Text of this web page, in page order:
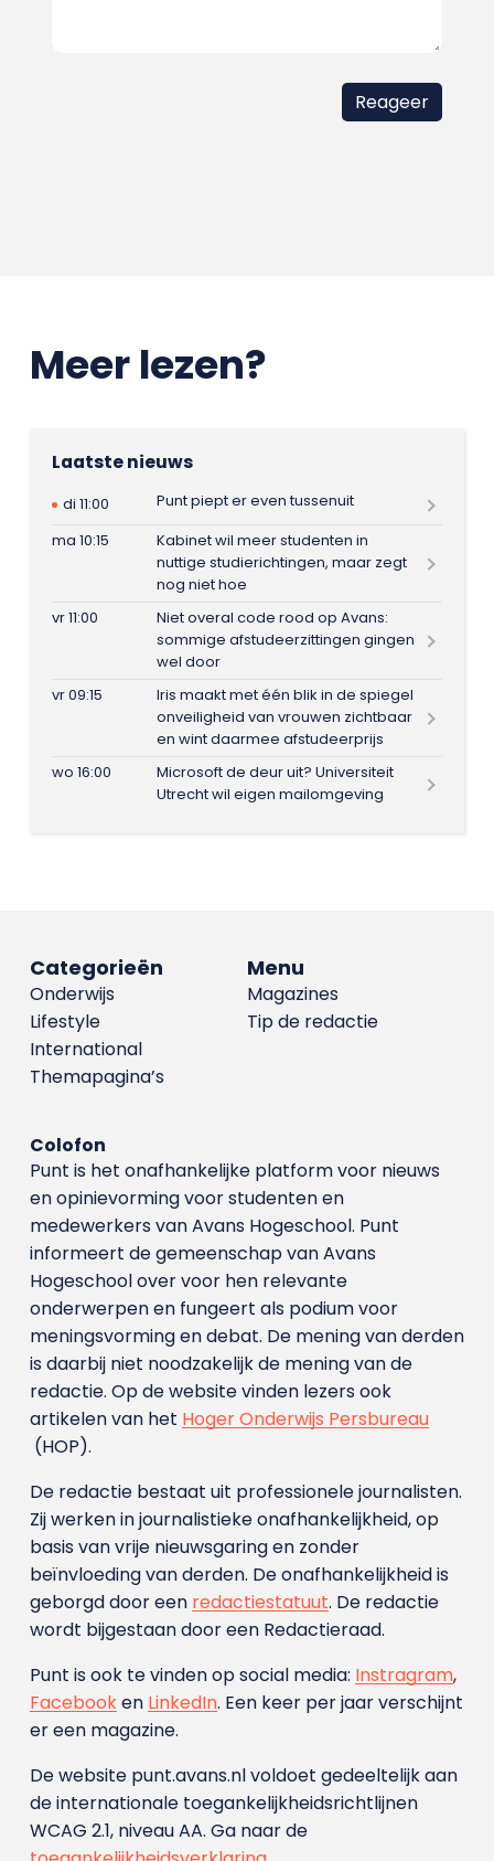
Meer lezen?
Laatste nieuws
di 11:00
Punt piept er even tussenuit
ma 10:15
Kabinet wil meer studenten in
nuttige studierichtingen, maar zegt
nog niet hoe
vr 11:00
Niet overal code rood op Avans:
sommige afstudeerzittingen gingen
wel door
vr 09:15
Iris maakt met één blik in de spiegel
onveiligheid van vrouwen zichtbaar
en wint daarmee afstudeerprijs
wo 16:00
Microsoft de deur uit? Universiteit
Utrecht wil eigen mailomgeving
Menu
Magazines
Tip de redactie
Categorieën
Onderwijs
Lifestyle
International
Themapagina’s
Colofon
Punt is het onafhankelijke platform voor nieuws
en opinievorming voor studenten en
medewerkers van Avans Hoge­school. Punt
informeert de gemeenschap van Avans
Hogeschool over voor hen relevante
onderwerpen en fungeert als podium voor
meningsvorming en debat. De mening van derden
is daarbij niet noodzakelijk de mening van de
redactie. Op de website vinden lezers ook
artikelen van het Hoger Onderwijs Persbureau
(HOP).
De redactie bestaat uit professionele journalisten.
Zij werken in journalistieke onafhankelijkheid, op
basis van vrije nieuwsgaring en zonder
beïnvloeding van derden. De onafhankelijkheid is
geborgd door een redactiestatuut. De redactie
wordt bijgestaan door een Redactieraad.
Punt is ook te vinden op social media: Instragram,
Facebooken LinkedIn. Een keer per jaar verschijnt
er een magazine.
De website punt.avans.nl voldoet gedeeltelijk aan
de internationale toegankelijkheidsrichtlijnen
WCAG 2.1, niveau AA. Ga naar de